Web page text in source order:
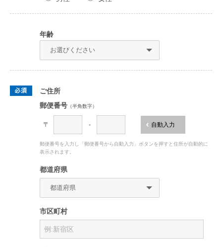
年齢
ご住所
郵便番号 （半角数字）
〒 - 自動入力
郵便番号を入力し「郵便番号から自動入力」ボタンを押すと住所が自動的に
表示されます。
都道府県
市区町村